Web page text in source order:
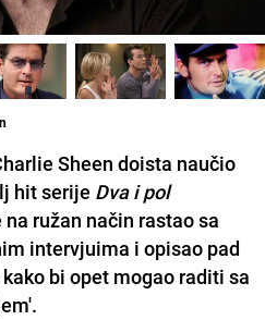
Sheen doista naučio
hit serije Dva i pol
ružan način rastao sa
intervjuima i opisao pad
bi opet mogao raditi sa